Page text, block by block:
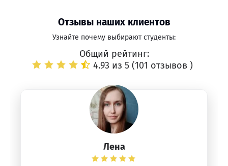
Отзывы наших клиентов
Узнайте почему выбирают студенты:
Общий рейтинг:
4.93 из 5 (101 отзывов )
Лена